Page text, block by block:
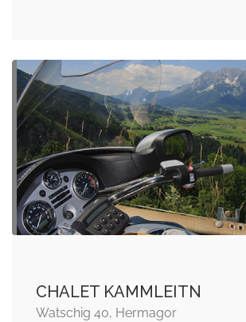
CHALET KAMMLEITN
Watschig 40, Hermagor